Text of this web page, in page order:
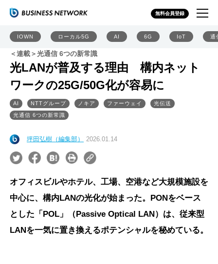
無料会員登録
IOWN ローカル5G AI 6G IoT 通
＜連載＞光通信 6つの新常識
光LANが普及する理由 構内ネット
ワークの25G/50G化が容易に
AI NTTグループ ノキア ファーウェイ
光伝送
光通信 6つの新常識
坪田弘樹（編集部） 2026.01.14
オフィスビルやホテル、工場、空港など大規模施設を
中心に、構内LANの光化が始まった。PONをベース
とした「POL」（Passive Optical LAN）は、従来型
LANを一気に置き換えるポテンシャルを秘めている。